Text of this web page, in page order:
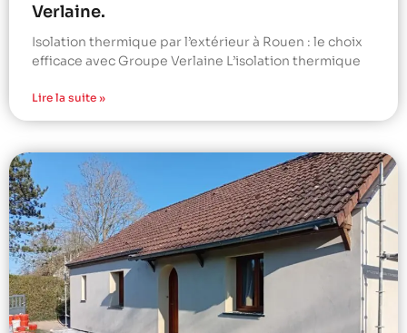
Verlaine.
Isolation thermique par l’extérieur à Rouen : le choix
efficace avec Groupe Verlaine L’isolation thermique
Lire la suite »